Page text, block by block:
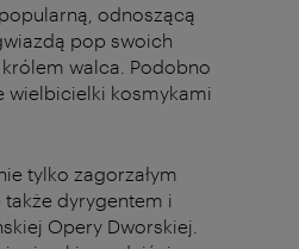
odnoszącą
pop swoich
walca. Podobno
wielbicielki kosmykami
tylko zagorzałym
dyrygentem i
Opery Dworskiej.